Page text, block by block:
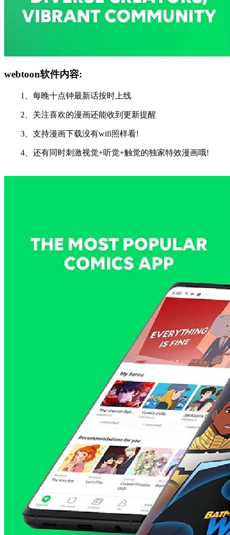
webtoon软件内容:
1、每晚十点钟最新话按时上线
2、关注喜欢的漫画还能收到更新提醒
3、支持漫画下载没有wifi照样看!
4、还有同时刺激视觉+听觉+触觉的独家特效漫画哦!